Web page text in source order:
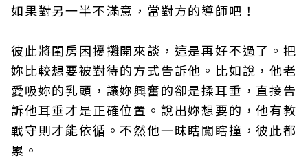
如果對另一半不滿意，當對方的導師吧！
彼此將閨房困擾攤開來談，這是再好不過了。把
妳比較想要被對待的方式告訴他。比如說，他老
愛吸妳的乳頭，讓妳興奮的卻是揉耳垂，直接告
訴他耳垂才是正確位置。說出妳想要的，他有教
戰守則才能依循。不然他一昧瞎闖瞎撞，彼此都
累。